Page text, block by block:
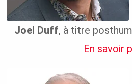
Joel Duff, à titre
En savoir